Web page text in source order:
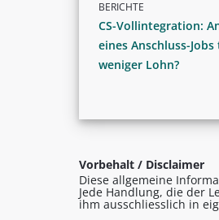
BERICHTE
CS-Vollintegration:
eines Anschluss-
weniger Lohn?
Vorbehalt / Disclaimer
Diese allgemeine
Jede Handlung, die der
ihm ausschliesslich in